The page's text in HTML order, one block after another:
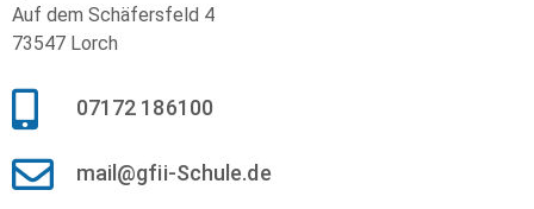
Auf dem Schäfersfeld 4
73547 Lorch
07172 186100
mail@gfii-Schule.de